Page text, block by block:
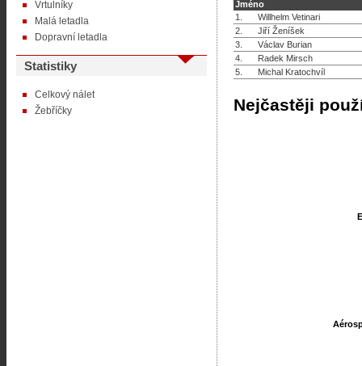
Vrtulníky
Malá letadla
Dopravní letadla
Statistiky
Celkový nálet
Žebříčky
Jméno
1.
Willhelm Vetinari
2.
Jiří Ženíšek
3.
Václav Burian
4.
Radek Mirsch
5.
Michal Kratochvíl
Nejčastěji